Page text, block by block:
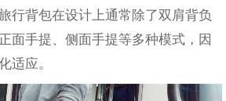
行背包在设计上通常除了双肩背负
面手提、侧面手提等多种模式，因
适应。